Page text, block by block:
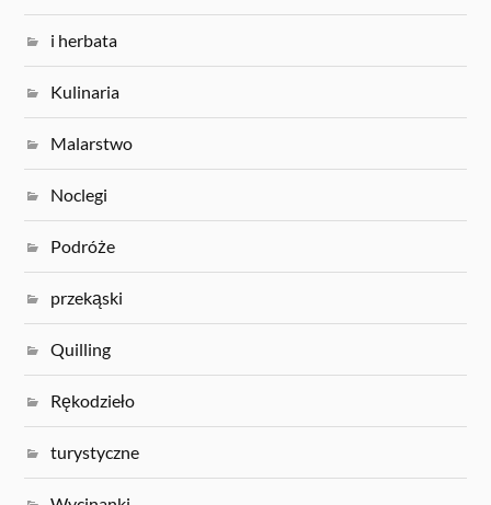
i herbata
Kulinaria
Malarstwo
Noclegi
Podróże
przekąski
Quilling
Rękodzieło
turystyczne